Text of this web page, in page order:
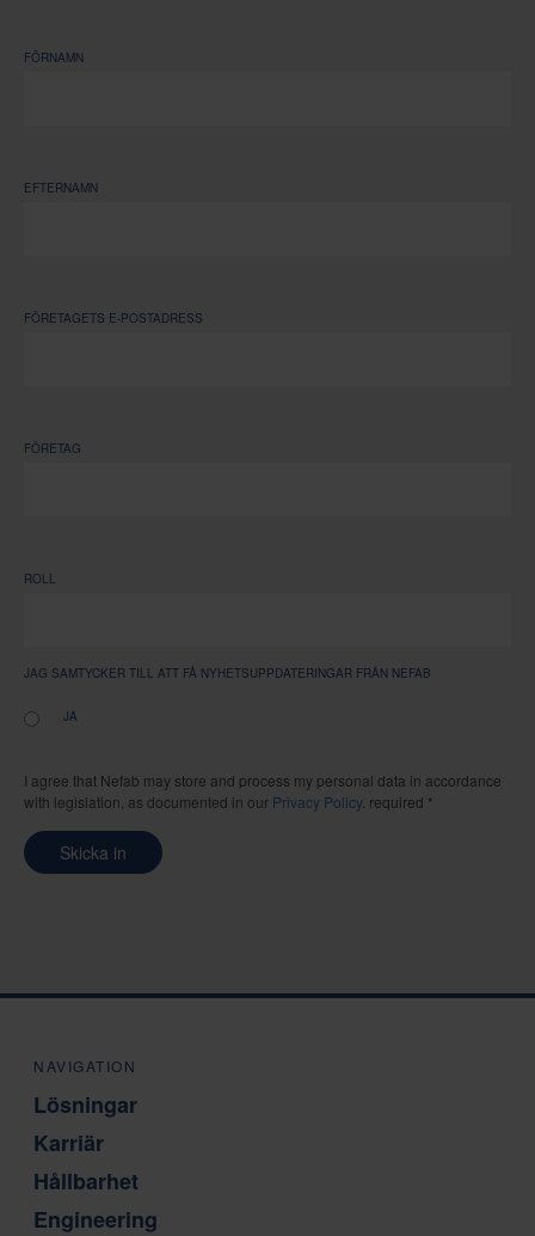
FÖRNAMN
EFTERNAMN
FÖRETAGETS E-POSTADRESS
FÖRETAG
ROLL
JAG SAMTYCKER TILL ATT FÅ NYHETSUPPDATERINGAR FRÅN NEFAB
JA
I agree that Nefab may store and process my personal data in accordance
with legislation, as documented in our Privacy Policy. required *
Skicka in
NAVIGATION
Lösningar
Karriär
Hållbarhet
Engineering